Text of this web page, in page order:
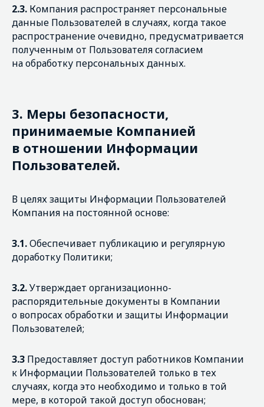
2.3. Компания распространяет персональные
данные Пользователей в случаях, когда такое
распространение очевидно, предусматривается
полученным от Пользователя согласием
на обработку персональных данных.
3. Меры безопасности,
принимаемые Компанией
в отношении Информации
Пользователей.
В целях защиты Информации Пользователей
Компания на постоянной основе:
3.1.Обеспечивает публикацию и регулярную
доработку Политики;
3.2.Утверждает организационно-
распорядительные документы в Компании
о вопросах обработки и защиты Информации
Пользователей;
3.3 Предоставляет доступ работников Компании
к Информации Пользователей только в тех
случаях, когда это необходимо и только в той
мере, в которой такой доступ обоснован;